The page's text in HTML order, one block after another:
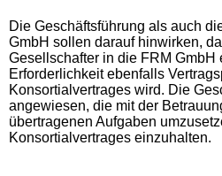
Die Geschäftsführung als auch
GmbH sollen darauf hinwirken,
Gesellschafter in die FRM GmbH
Erforderlichkeit ebenfalls
Konsortialvertrages wird. Die
angewiesen, die mit der
übertragenen Aufgaben
Konsortialvertrages einzuhalten.